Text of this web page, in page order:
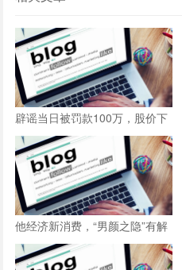
辟谣当日被罚款100万，股价下
跌超8成，水滴公司困局难解
他经济新消费，“男颜之隐”有解
法